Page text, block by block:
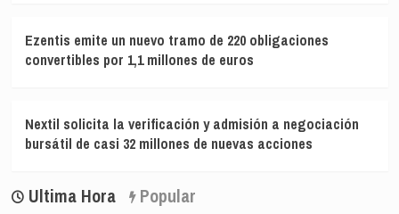
Ezentis emite un nuevo tramo de 220 obligaciones
convertibles por 1,1 millones de euros
Nextil solicita la verificación y admisión a negociación
bursátil de casi 32 millones de nuevas acciones
Ultima Hora Popular